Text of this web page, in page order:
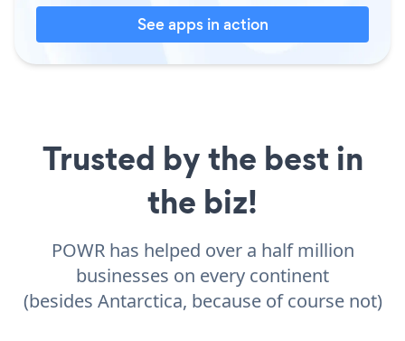
See apps in action
Trusted by the best in
the biz!
POWR has helped over a half million
businesses on every continent
(besides Antarctica, because of course not)